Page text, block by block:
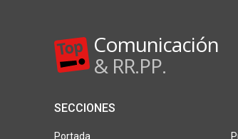
Comunicación
& RR.PP.
SECCIONES
Portada